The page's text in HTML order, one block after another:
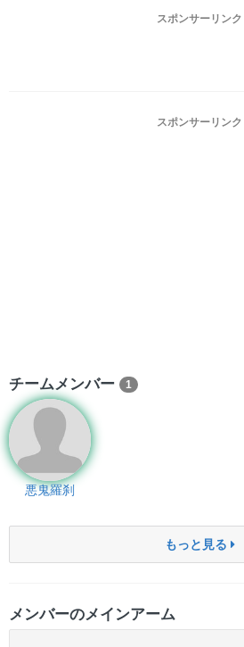
スポンサーリンク
スポンサーリンク
チームメンバー 1
悪鬼羅刹
もっと見る
メンバーのメインアーム